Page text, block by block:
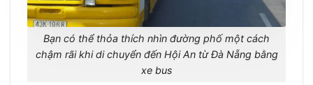
Bạn có thể thỏa thích nhìn đường phố một cách
chậm rãi khi di chuyển đến Hội An từ Đà Nẵng bằng
xe bus